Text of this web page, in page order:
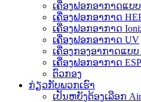
ເຄື່ອງຟອກອາກາດແບ
ເຄື່ອງຟອກອາກາດ
ເຄື່ອງຟອກອາກາດ
ເຄື່ອງຟອກອາກາດ UV
ເຄື່ອງກອງອາກາດແບບ
ເຄື່ອງຟອກອາກາດ ESP
ຕົວກອງ
ກ່ຽວກັບພວກເຮົາ
ເປັນຫຍັງຕ້ອງເລືອກ